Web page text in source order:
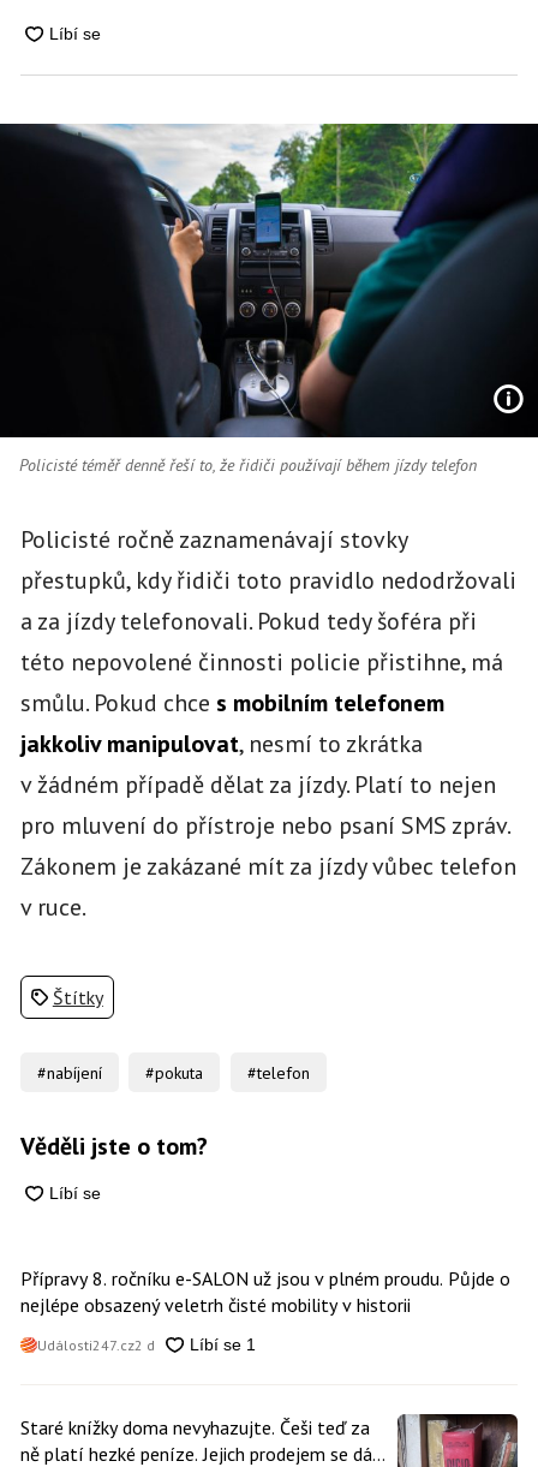
Policisté téměř denně řeší to, že řidiči používají během jízdy telefon
Policisté ročně zaznamenávají stovky
přestupků, kdy řidiči toto pravidlo nedodržovali
a za jízdy telefonovali. Pokud tedy šoféra při
této nepovolené činnosti policie přistihne, má
smůlu. Pokud chce s mobilním telefonem
jakkoliv manipulovat, nesmí to zkrátka
v žádném případě dělat za jízdy. Platí to nejen
pro mluvení do přístroje nebo psaní SMS zpráv.
Zákonem je zakázané mít za jízdy vůbec telefon
v ruce.
Štítky
#nabíjení #pokuta #telefon
Věděli jste o tom?
Přípravy 8. ročníku e-SALON už jsou v plném proudu. Půjde o
nejlépe obsazený veletrh čisté mobility v historii
Události247.cz2 d
Staré knížky doma nevyhazujte. Češi teď za
ně platí hezké peníze. Jejich prodejem se dá